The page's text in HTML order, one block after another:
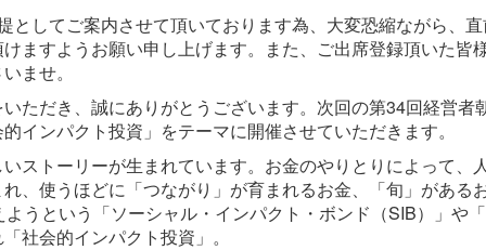
としてご案内させて頂いております為、大変恐縮ながら、
ますようお願い申し上げます。また、ご出席登録頂いた皆
ませ。
ただき、誠にありがとうございます。次回の第34回経営者
インパクト投資」をテーマに開催させていただきます。
ストーリーが生まれています。お金のやりとりによって、
、使うほどに「つながり」が育まれるお金、「旬」がある
うという「ソーシャル・インパクト・ボンド（SIB）」や
社会的インパクト投資」。